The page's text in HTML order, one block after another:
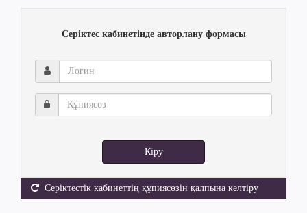
Серіктес кабинетінде авторлану формасы
Логин
Құпиясөз
Кіру
Серіктестік кабинеттің құпиясөзін қалпына келтіру